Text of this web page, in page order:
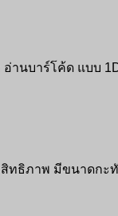
านบาร์โค้ด แบ
ทธิภาพ มีขนาดกะ